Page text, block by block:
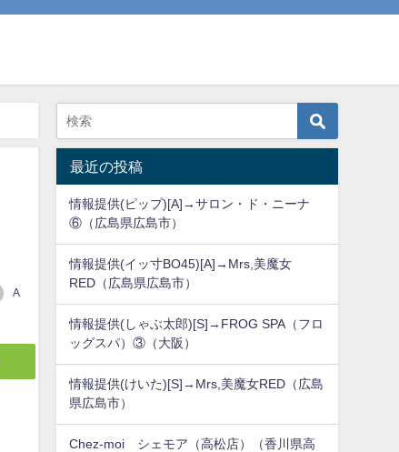
A
最近の投稿
情報提供(ピップ)[A]→サロン・ド・ニーナ
⑥（広島県広島市）
情報提供(イッ寸BO45)[A]→Mrs,美魔女
RED（広島県広島市）
情報提供(しゃぶ太郎)[S]→FROG SPA（フロ
ッグスパ）③（大阪）
情報提供(けいた)[S]→Mrs,美魔女RED（広島
県広島市）
Chez-moi シェモア（高松店）（香川県高